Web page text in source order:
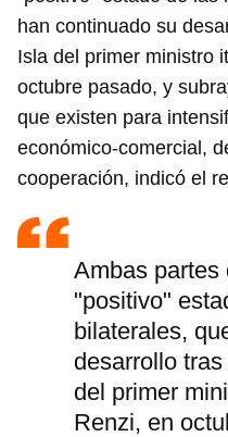
han continuado su
Isla del primer ministro
octubre pasado, y
que existen para
económico-comercial,
cooperación, indicó el
Ambas partes
"positivo"
bilaterales,
desarrollo
del primer
Renzi, en